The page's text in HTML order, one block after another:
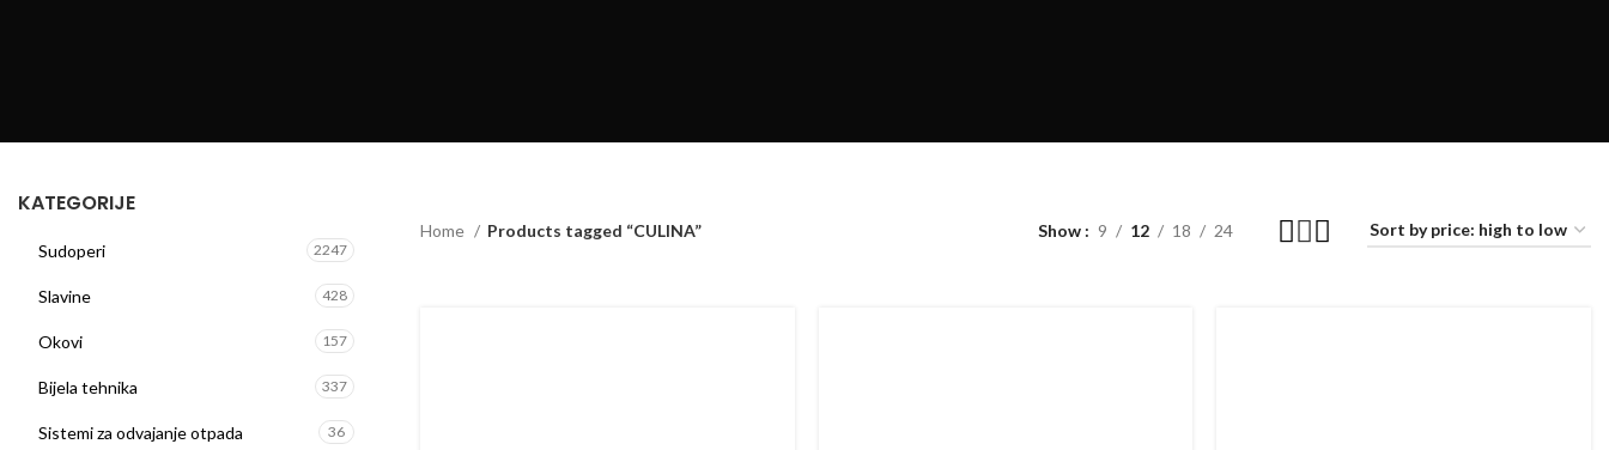
KATEGORIJE
Sudoperi 2247
Slavine 428
Okovi 157
Bijela tehnika 337
Sistemi za odvajanje otpada 36
Home Products tagged “CULINA” Show 9 12 18 24